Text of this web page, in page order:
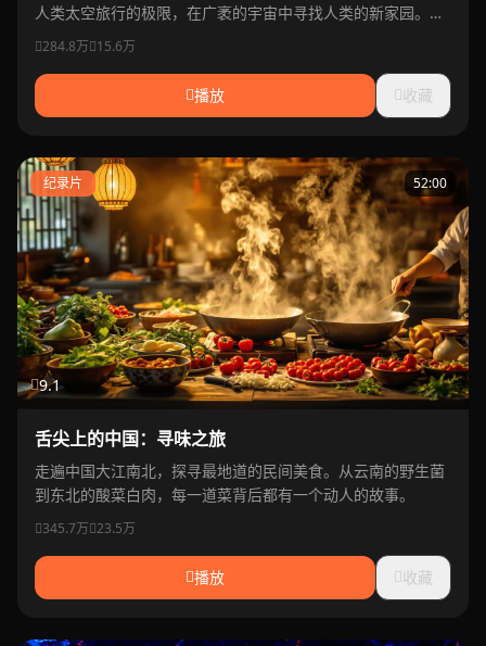
人类太空旅行的极限，在广袤的宇宙中寻找人类的新家园。诺
兰执导的科幻史诗巨作。
284.8万 15.6万
播放 收藏
纪录片 52:00
9.1
舌尖上的中国：寻味之旅
走遍中国大江南北，探寻最地道的民间美食。从云南的野生菌
到东北的酸菜白肉，每一道菜背后都有一个动人的故事。
345.7万 23.5万
播放 收藏